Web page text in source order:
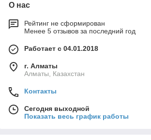
О нас
Рейтинг не сформирован
Менее 5 отзывов за последний год
Работает с 04.01.2018
г. Алматы
Алматы, Казахстан
Контакты
Сегодня выходной
Показать весь график работы